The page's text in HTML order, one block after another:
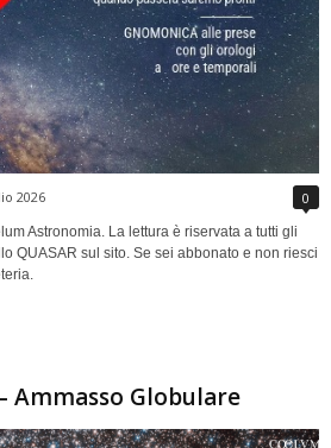
2026 0
Astronomia. La lettura è riservata a tutti gli
QUASAR sul sito. Se sei abbonato e non riesci
Ammasso Globulare